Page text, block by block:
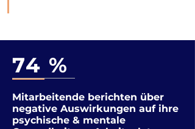
74 %
Mitarbeitende berichten über
negative Auswirkungen auf ihre
psychische & mentale